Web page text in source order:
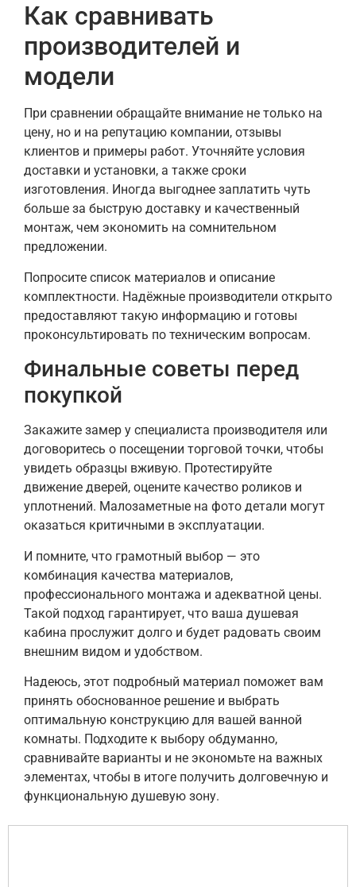
Как сравнивать
производителей и
модели
При сравнении обращайте внимание не только на
цену, но и на репутацию компании, отзывы
клиентов и примеры работ. Уточняйте условия
доставки и установки, а также сроки
изготовления. Иногда выгоднее заплатить чуть
больше за быструю доставку и качественный
монтаж, чем экономить на сомнительном
предложении.
Попросите список материалов и описание
комплектности. Надёжные производители открыто
предоставляют такую информацию и готовы
проконсультировать по техническим вопросам.
Финальные советы перед
покупкой
Закажите замер у специалиста производителя или
договоритесь о посещении торговой точки, чтобы
увидеть образцы вживую. Протестируйте
движение дверей, оцените качество роликов и
уплотнений. Малозаметные на фото детали могут
оказаться критичными в эксплуатации.
И помните, что грамотный выбор — это
комбинация качества материалов,
профессионального монтажа и адекватной цены.
Такой подход гарантирует, что ваша душевая
кабина прослужит долго и будет радовать своим
внешним видом и удобством.
Надеюсь, этот подробный материал поможет вам
принять обоснованное решение и выбрать
оптимальную конструкцию для вашей ванной
комнаты. Подходите к выбору обдуманно,
сравнивайте варианты и не экономьте на важных
элементах, чтобы в итоге получить долговечную и
функциональную душевую зону.